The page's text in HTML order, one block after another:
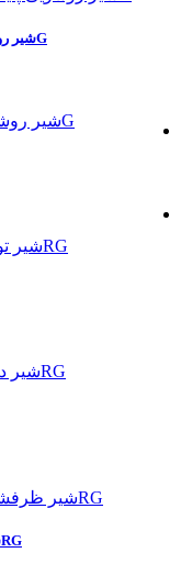
شیر روشویی پایه بلند کرومات مدل ویکتوریا 13803G
شیر ظرفشویی کرومات مدل ویکتوریا 13802RG